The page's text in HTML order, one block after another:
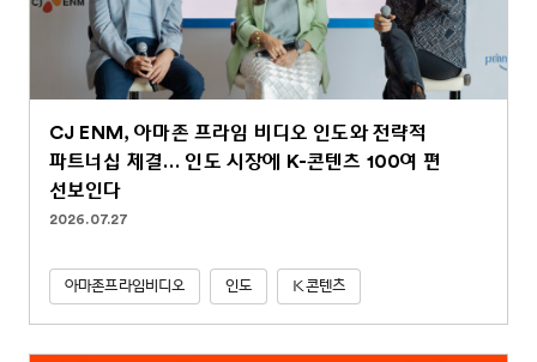
CJ ENM, 아마존 프라임 비디오 인도와 전략적
파트너십 체결… 인도 시장에 K-콘텐츠 100여 편
선보인다
2026.07.27
아마존프라임비디오 인도 K콘텐츠